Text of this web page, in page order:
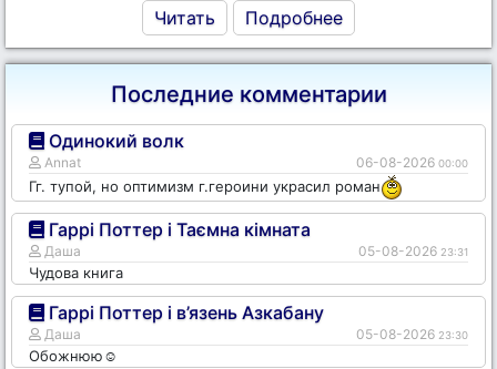
Читать Подробнее
Последние комментарии
Одинокий волк
Annat 06-08-2026 00:00
Гг. тупой, но оптимизм г.героини украсил роман
Гаррі Поттер і Таємна кімната
Даша 05-08-2026 23:31
Чудова книга
Гаррі Поттер і в’язень Азкабану
Даша 05-08-2026 23:30
Обожнюю☺️